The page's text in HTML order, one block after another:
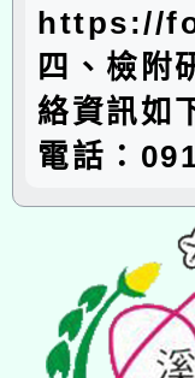
https://
四、檢附
絡資訊如
電話：